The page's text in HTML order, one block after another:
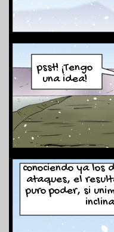
psst! ¡Tengo
una idea!
conociendo ya los
ataques, el
puro poder, si